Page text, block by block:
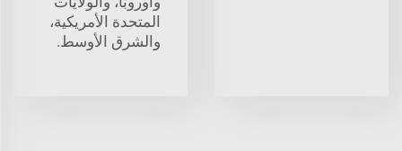
المتحدة الأمريكية،
والشرق الأوسط.